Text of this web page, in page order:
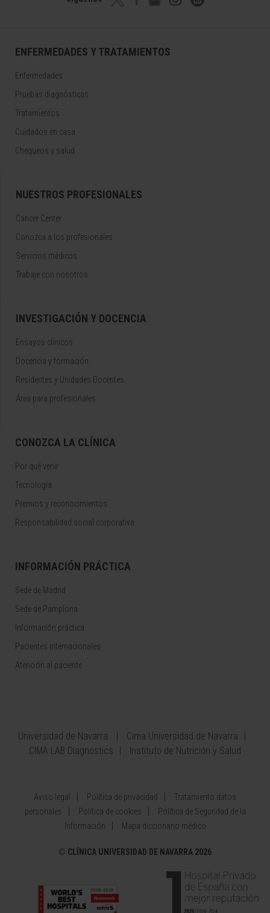
ENFERMEDADES Y TRATAMIENTOS
Enfermedades
Pruebas diagnósticas
Tratamientos
Cuidados en casa
Chequeos y salud
NUESTROS PROFESIONALES
Cancer Center
Conozca a los profesionales
Servicios médicos
Trabaje con nosotros
INVESTIGACIÓN Y DOCENCIA
Ensayos clínicos
Docencia y formación
Residentes y Unidades Docentes
Área para profesionales
CONOZCA LA CLÍNICA
Por qué venir
Tecnología
Premios y reconocimientos
Responsabilidad social corporativa
INFORMACIÓN PRÁCTICA
Sede de Madrid
Sede de Pamplona
Información práctica
Pacientes internacionales
Atención al paciente
Universidad de Navarra
Cima Universidad de Navarra
CIMA LAB Diagnostics
Instituto de Nutrición y Salud
Aviso legal Política de privacidad
Tratamiento datos
personales
Política de cookies
Política de Seguridad de la
Información
Mapa diccionario médico
© CLÍNICA UNIVERSIDAD DE NAVARRA 2026